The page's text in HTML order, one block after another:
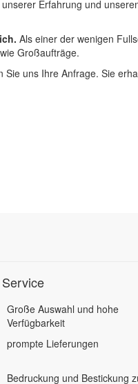
Erfahrung und
Als einer der wenigen
Großaufträge.
uns Ihre Anfrage. Sie
Große Auswahl und hohe
Verfügbarkeit
prompte Lieferungen
Bedruckung und Bestickung